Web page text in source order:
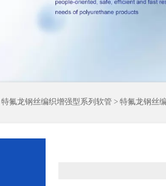
特氟龙钢丝编织增强型系列软管 > 特氟龙钢丝